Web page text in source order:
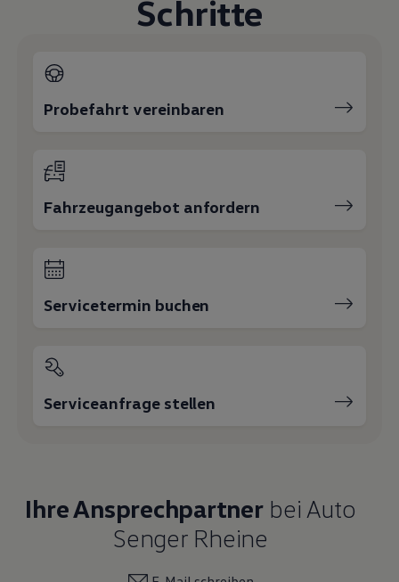
Schritte
Probefahrt vereinbaren
Fahrzeugangebot anfordern
Servicetermin buchen
Serviceanfrage stellen
Ihre Ansprechpartnerbei Auto
Senger Rheine